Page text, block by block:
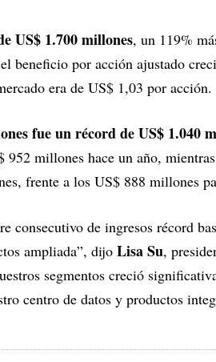
US$ 1.700 millones, un 119%
beneficio por acción ajustado
era de US$ 1,03 por acción.
fue un récord de US$ 1.040
952 millones hace un año,
frente a los US$ 888 millones
consecutivo de ingresos récord
ampliada”, dijo Lisa Su,
segmentos creció
centro de datos y productos